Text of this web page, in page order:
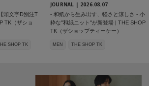
頭文字D別注T
TK（ザショ
SHOP TK
JOURNAL | 2026.08.07
- 和紙から生み出す、軽さと涼しさ - 小
粋な"和紙ニット"が新登場 | THE SHOP
TK（ザショップティーケー）
MEN THE SHOP TK